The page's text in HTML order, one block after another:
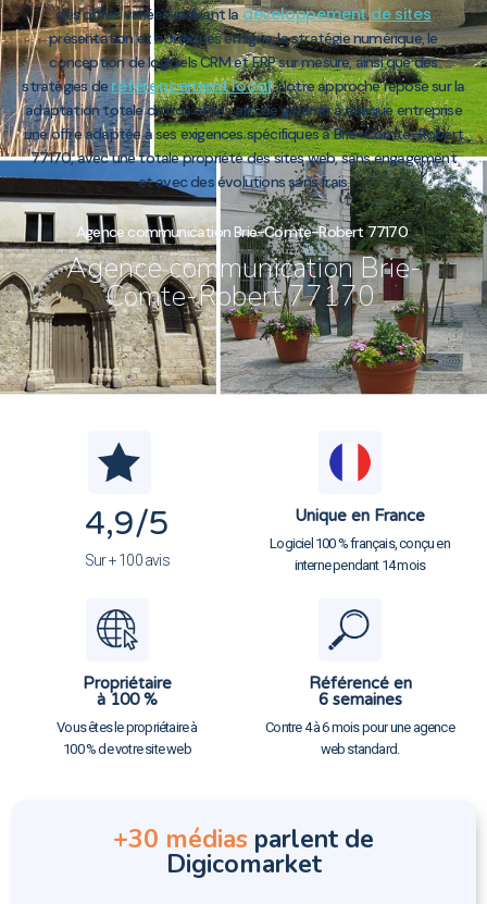
des offres variées, incluant ladéveloppement de sites
présentation et boutiques en ligne, la stratégie numérique, le
conception de logiciels CRM et ERP sur mesure, ainsi que des
stratégies de référencement local. Notre approche repose sur la
adaptation totale de nos offres afin de garantir à chaque entreprise
une offre adaptée à ses exigences spécifiques à Brie-Comte-Robert
77170, avec une totale propriété des sites web, sans engagement
et avec des évolutions sans frais.
Agence communication Brie-Comte-Robert 77170
Agence communication Brie-
Comte-Robert 77170
4,9/5
Sur + 100 avis
Unique en France
Logiciel 100 % français, conçu en
interne pendant 14 mois
Propriétaire
à 100 %
Vous êtes le propriétaire à
100 % de votre site web
Référencé en
6 semaines
Contre 4 à 6 mois pour une agence
web standard.
+30 médias parlent de
Digicomarket